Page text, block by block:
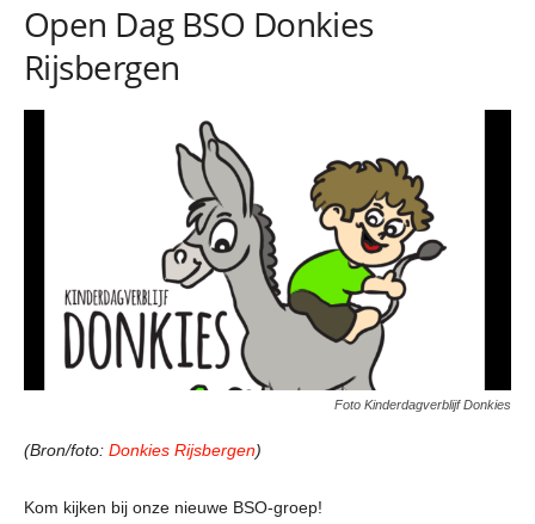
Open Dag BSO Donkies
Rijsbergen
Foto Kinderdagverblijf Donkies
(Bron/foto: Donkies Rijsbergen)
Kom kijken bij onze nieuwe BSO-groep!